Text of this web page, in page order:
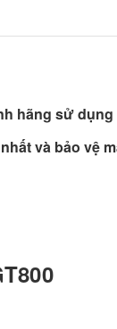
hãng sử
và bảo vệ